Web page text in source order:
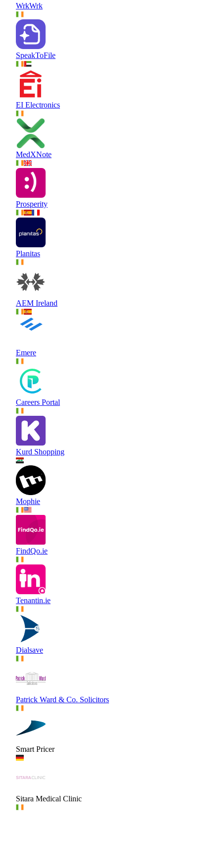
WrkWrk
SpeakToFile
EI Electronics
MedXNote
Prosperity
Planitas
AEM Ireland
Emere
Careers Portal
Kurd Shopping
Mophie
FindQo.ie
Tenantin.ie
Dialsave
Patrick Ward & Co. Solicitors
Smart Pricer
Sitara Medical Clinic